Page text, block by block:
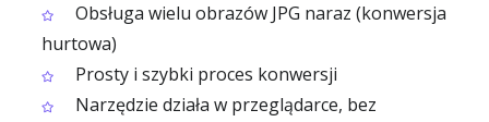
Obsługa wielu obrazów JPG naraz (konwersja
hurtowa)
Prosty i szybki proces konwersji
Narzędzie działa w przeglądarce, bez